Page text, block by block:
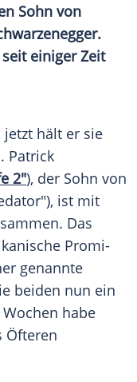
Sohn von
einiger Zeit
jetzt hält er sie
Patrick
2"), der Sohn von
ist mit
Das
Promi-
genannte
beiden nun ein
habe
Öfteren